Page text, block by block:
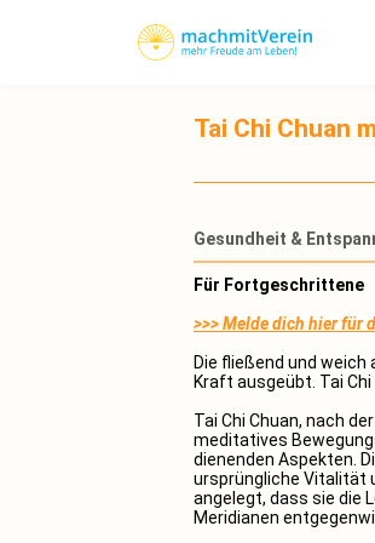
Tai Chi Chuan
Gesundheit &
Für Fortgeschrittene
>>> Melde dich hier für
Die fließend und
Kraft ausgeübt. Tai
Tai Chi Chuan, nach
meditatives
dienenden Aspekten.
ursprüngliche Vitalität
angelegt, dass sie die
Meridianen